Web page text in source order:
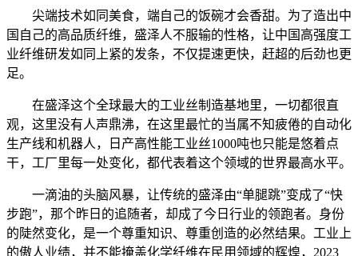
尖端技术如同美食，端自己的饭碗才会香甜。为了造出中
国自己的高品质纤维，盛泽人不服输的性格，让中国高强度工
业纤维研发如同上紧的发条，不仅提速更快，赶超的后劲也更
足。
在盛泽这个全球最大的工业丝制造基地里，一切都很直
观，这里没有人声鼎沸，在这里最忙的当属不知疲倦的自动化
生产线和机器人，日产高性能工业丝1000吨也只能是悠着点
干，工厂里每一处变化，都代表着这个领域的世界最高水平。
一滴油的头脑风暴，让传统的盛泽由“单腿跳”变成了“快
步跑”，那个昨日的追随者，却成了今日行业的领跑者。身份
的陡然变化，是一个尊重知识、尊重创造的必然结果。工业上
的傲人业绩，并不能掩盖化学纤维在民用领域的辉煌，2023